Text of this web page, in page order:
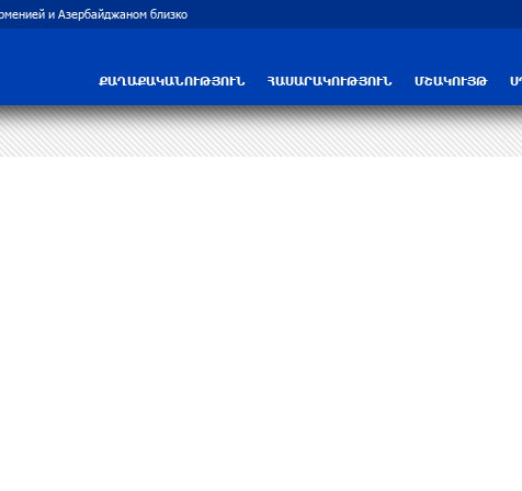
и Азербайджаном близко
ՔԱՂԱՔԱԿԱՆՈՒԹՅՈՒՆ ՀԱՍԱՐԱԿՈՒԹՅՈՒՆ ՄՇԱԿՈՒՅԹ